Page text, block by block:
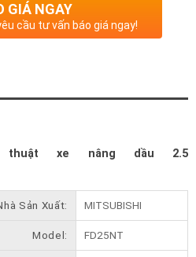
GIÁ NGAY
cầu tư vấn báo giá ngay!
xe nâng dầu 2.5
Sản Xuất: MITSUBISHI
Model: FD25NT